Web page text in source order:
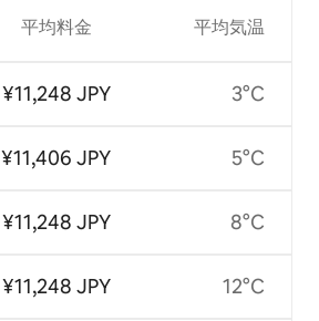
平均料金
¥11,248 JPY
¥11,406 JPY
¥11,248 JPY
¥11,248 JPY
平均気温
3°C
5°C
8°C
12°C